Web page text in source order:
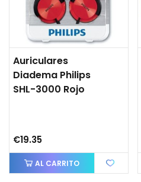
Auriculares
Diadema Philips
SHL-3000 Rojo
€19.35
AL CARRITO